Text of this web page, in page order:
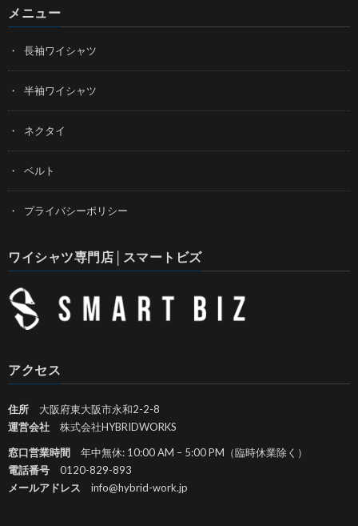
メニュー
長袖ワイシャツ
半袖ワイシャツ
ネクタイ
ベルト
プライバシーポリシー
ワイシャツ専門店│スマートビズ
アクセス
住所 大阪府東大阪市永和2-2-8
運営会社 株式会社HYBRIDWORKS
窓口営業時間 年中無休: 10:00 AM – 5:00 PM（臨時休業除く）
電話番号 0120-829-893
メールアドレス info@hybrid-work.jp